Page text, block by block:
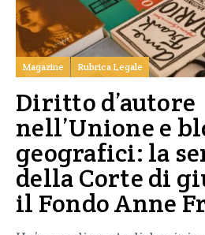
Magazine Rubrica Legale
Diritto d’autore
nell’Unione e
geografici: la
della Corte di
il Fondo Anne